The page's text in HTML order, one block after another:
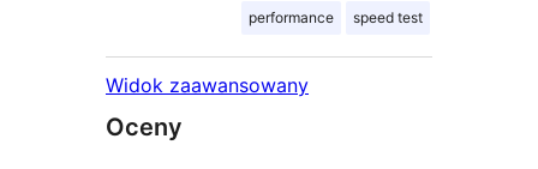
performance speed test
Widok zaawansowany
Oceny